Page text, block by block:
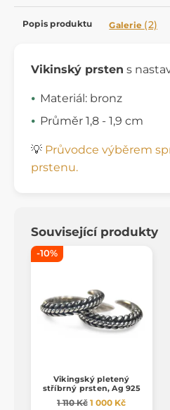
Popis produktu Galerie (2)
Vikinský prsten s
Materiál: bronz
Průměr 1,8 - 1,9 cm
💡 Průvodce výběrem
prstenu.
Související produkty
-10%
Vikingský pletený
stříbrný prsten, Ag 925
1 110 Kč 1 000 Kč